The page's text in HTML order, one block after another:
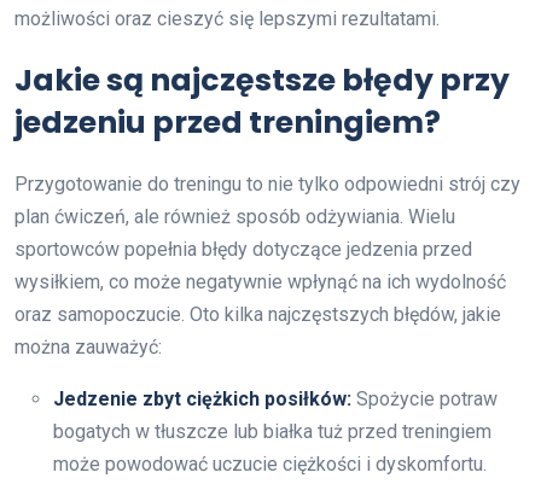
możliwości oraz cieszyć się lepszymi rezultatami.
Jakie są najczęstsze błędy przy
jedzeniu przed treningiem?
Przygotowanie do treningu to nie tylko odpowiedni strój czy
plan ćwiczeń, ale również sposób odżywiania. Wielu
sportowców popełnia błędy dotyczące jedzenia przed
wysiłkiem, co może negatywnie wpłynąć na ich wydolność
oraz samopoczucie. Oto kilka najczęstszych błędów, jakie
można zauważyć:
Jedzenie zbyt ciężkich posiłków: Spożycie potraw
bogatych w tłuszcze lub białka tuż przed treningiem
może powodować uczucie ciężkości i dyskomfortu.